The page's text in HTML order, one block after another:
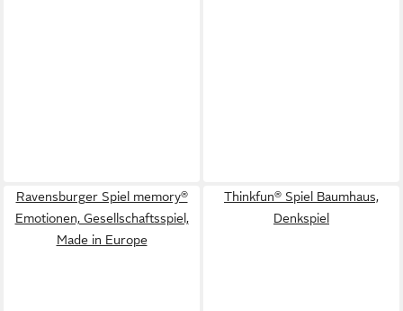
Ravensburger Spiel memory®
Emotionen, Gesellschaftsspiel,
Made in Europe
Thinkfun® Spiel Baumhaus,
Denkspiel